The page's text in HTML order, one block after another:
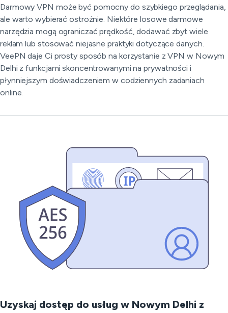
Darmowy VPN może być pomocny do szybkiego przeglądania,
ale warto wybierać ostrożnie. Niektóre losowe darmowe
narzędzia mogą ograniczać prędkość, dodawać zbyt wiele
reklam lub stosować niejasne praktyki dotyczące danych.
VeePN daje Ci prosty sposób na korzystanie z VPN w Nowym
Delhi z funkcjami skoncentrowanymi na prywatności i
płynniejszym doświadczeniem w codziennych zadaniach
online.
Uzyskaj dostęp do usług w Nowym Delhi z